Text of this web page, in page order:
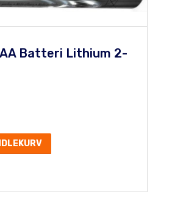
Batteri Lithium 2-